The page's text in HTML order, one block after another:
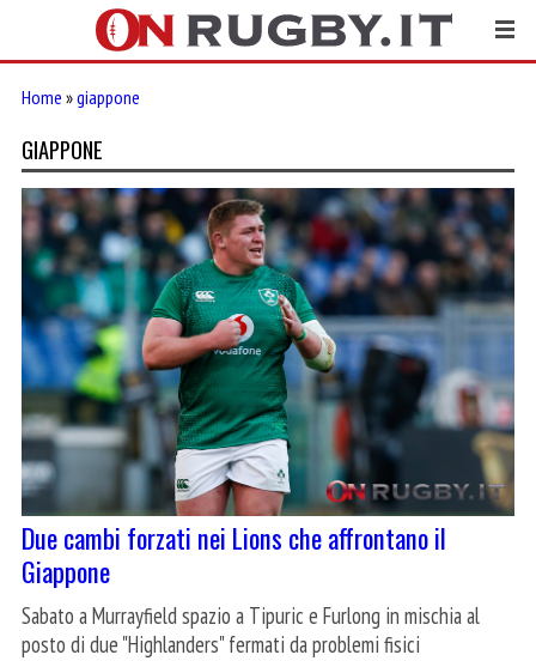
Home »giappone
GIAPPONE
Due cambi forzati nei Lions che affrontano il
Giappone
Sabato a Murrayfield spazio a Tipuric e Furlong in mischia al
posto di due "Highlanders" fermati da problemi fisici